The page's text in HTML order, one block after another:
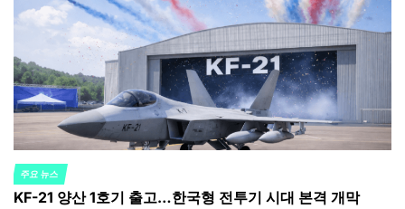
POSTED
IN
주요 뉴스
KF-21 양산 1호기 출고…한국형 전투기 시대 본격 개막